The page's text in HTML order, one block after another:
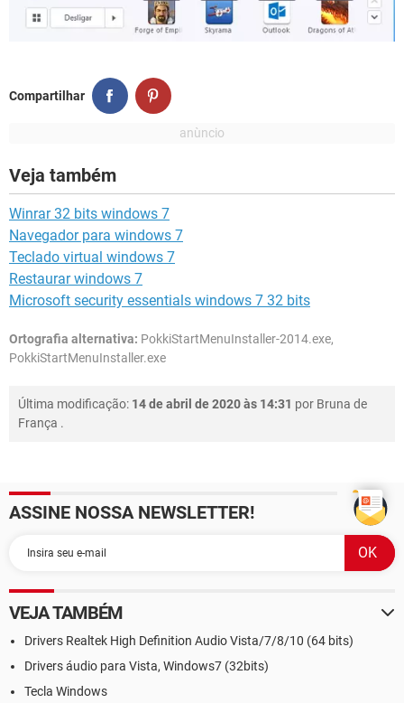
Compartilhar
Veja também
Winrar 32 bits windows 7
Navegador para windows 7
Teclado virtual windows 7
Restaurar windows 7
Microsoft security essentials windows 7 32 bits
Ortografia alternativa: PokkiStartMenuInstaller-2014.exe,
PokkiStartMenuInstaller.exe
Última modificação: 14 de abril de 2020 às 14:31 por Bruna de
França .
ASSINE NOSSA NEWSLETTER!
VEJA TAMBÉM
Drivers Realtek High Definition Audio Vista/7/8/10 (64 bits)
Drivers áudio para Vista, Windows7 (32bits)
Tecla Windows